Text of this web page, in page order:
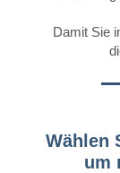
Damit Sie
Wählen
um